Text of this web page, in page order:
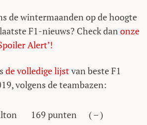
de wintermaanden op de hoogte
F1-nieuws? Check danonze
Alert’!
de volledige lijstvan beste F1
volgens de teambazen:
169 punten ( – )